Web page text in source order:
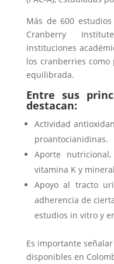
Más de 600
Cranberry
instituciones
los cranberries
equilibrada.
Entre sus
destacan:
Actividad
proantocianidinas.
Aporte
vitamina K y
Apoyo al tracto
adherencia de
estudios in vitro y
Es importante
disponibles en